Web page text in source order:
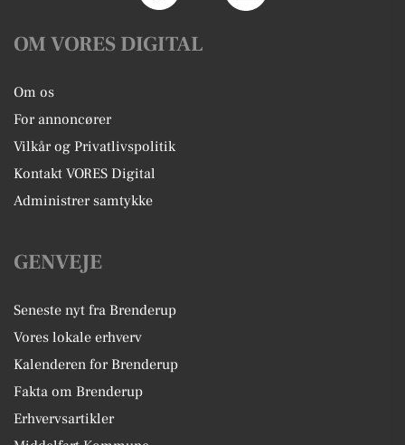
OM VORES DIGITAL
Om os
For annoncører
Vilkår og Privatlivspolitik
Kontakt VORES Digital
Administrer samtykke
GENVEJE
Seneste nyt fra Brenderup
Vores lokale erhverv
Kalenderen for Brenderup
Fakta om Brenderup
Erhvervsartikler